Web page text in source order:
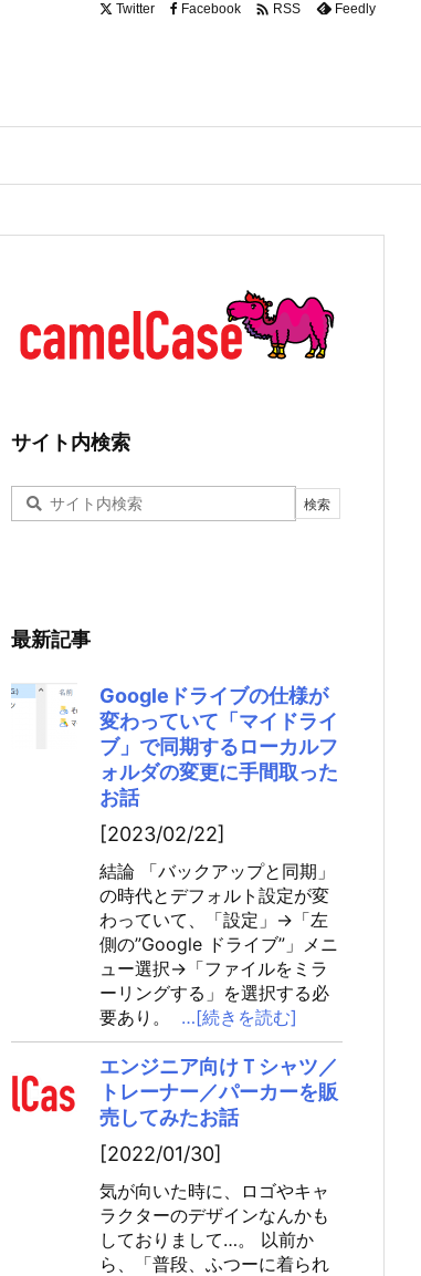
Twitter Facebook  RSS Feedly
サイト内検索
最新記事
Googleドライブの仕様が
変わっていて「マイドライ
ブ」で同期するローカルフ
ォルダの変更に手間取った
お話
[2023/02/22]
結論 「バックアップと同期」
の時代とデフォルト設定が変
わっていて、「設定」→「左
側の”Google ドライブ”」メニ
ュー選択→「ファイルをミラ
ーリングする」を選択する必
要あり。
…[続きを読む]
エンジニア向けＴシャツ／
トレーナー／パーカーを販
売してみたお話
[2022/01/30]
気が向いた時に、ロゴやキャ
ラクターのデザインなんかも
しておりまして…。 以前か
ら、「普段、ふつーに着られ